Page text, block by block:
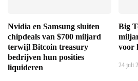
Nvidia en Samsung sluiten
chipdeals van $700 miljard
terwijl Bitcoin treasury
bedrijven hun posities
liquideren
Big
voor
24 juli